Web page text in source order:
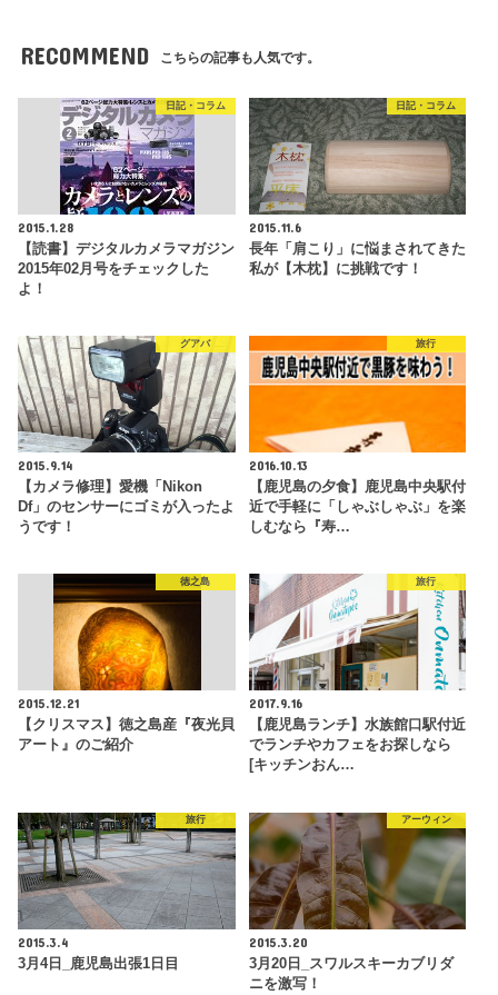
RECOMMEND こちらの記事も人気です。
日記・コラム
2015.1.28
【読書】デジタルカメラマガジン
2015年02月号をチェックした
よ！
日記・コラム
2015.11.6
長年「肩こり」に悩まされてきた
私が【木枕】に挑戦です！
グアバ
2015.9.14
【カメラ修理】愛機「Nikon
Df」のセンサーにゴミが入ったよ
うです！
旅行
2016.10.13
【鹿児島の夕食】鹿児島中央駅付
近で手軽に「しゃぶしゃぶ」を楽
しむなら『寿…
徳之島
2015.12.21
【クリスマス】徳之島産『夜光貝
アート』のご紹介
旅行
2017.9.16
【鹿児島ランチ】水族館口駅付近
でランチやカフェをお探しなら
[キッチンおん…
旅行
2015.3.4
3月4日_鹿児島出張1日目
アーウィン
2015.3.20
3月20日_スワルスキーカブリダ
ニを激写！